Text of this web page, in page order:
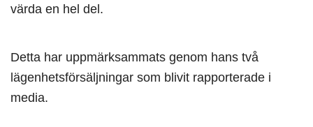
värda en hel del.
Detta har uppmärksammats genom hans två
lägenhetsförsäljningar som blivit rapporterade i
media.